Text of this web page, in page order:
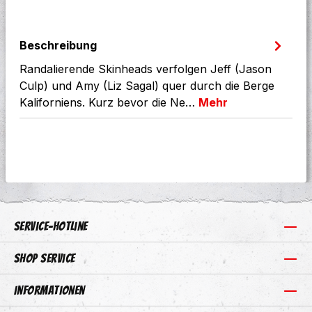
Beschreibung
Randalierende Skinheads verfolgen Jeff (Jason
Culp) und Amy (Liz Sagal) quer durch die Berge
Kaliforniens. Kurz bevor die Ne… Mehr
Service-Hotline
Shop Service
Informationen